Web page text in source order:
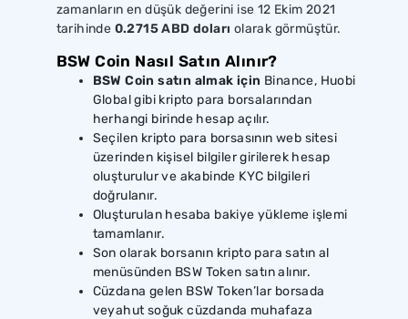
zamanların en düşük değerini ise 12 Ekim 2021
tarihinde 0.2715 ABD doları olarak görmüştür.
BSW Coin Nasıl Satın Alınır?
BSW Coin satın almak için Binance, Huobi
Global gibi kripto para borsalarından
herhangi birinde hesap açılır.
Seçilen kripto para borsasının web sitesi
üzerinden kişisel bilgiler girilerek hesap
oluşturulur ve akabinde KYC bilgileri
doğrulanır.
Oluşturulan hesaba bakiye yükleme işlemi
tamamlanır.
Son olarak borsanın kripto para satın al
menüsünden BSW Token satın alınır.
Cüzdana gelen BSW Token’lar borsada
veyahut soğuk cüzdanda muhafaza